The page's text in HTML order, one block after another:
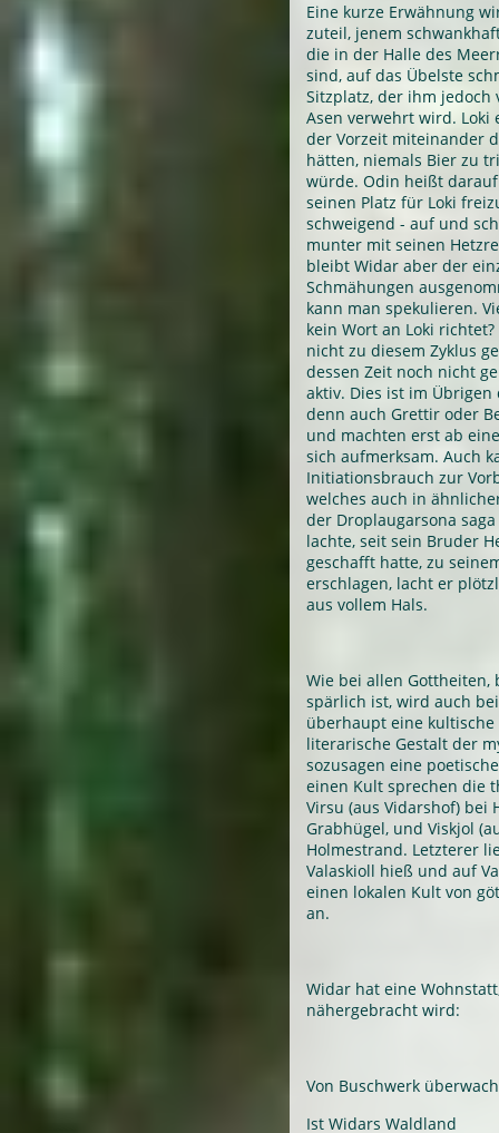
Eine kurze Erwähnung
zuteil, jenem
die in der Halle des
sind, auf das Übelste
Sitzplatz, der ihm jedoch
Asen verwehrt wird.
der Vorzeit miteinander
hätten, niemals Bier zu
würde. Odin heißt
seinen Platz für Loki
schweigend - auf und
munter mit seinen
bleibt Widar aber der
Schmähungen
kann man spekulieren.
kein Wort an Loki
nicht zu diesem Zyklus
dessen Zeit noch nicht
aktiv. Dies ist im
denn auch Grettir oder
und machten erst ab
sich aufmerksam. Auch
Initiationsbrauch zur
welches auch in
der Droplaugarsona
lachte, seit sein Bruder
geschafft hatte, zu
erschlagen, lacht er
aus vollem Hals.
Wie bei allen
spärlich ist, wird auch
überhaupt eine
literarische Gestalt der
sozusagen eine
einen Kult sprechen die
Virsu (aus Vidarshof) bei
Grabhügel, und Viskjol
Holmestrand. Letzterer
Valaskioll hieß und auf
einen lokalen Kult von
an.
Widar hat eine
nähergebracht wird:
Von Buschwerk
Ist Widars Waldland